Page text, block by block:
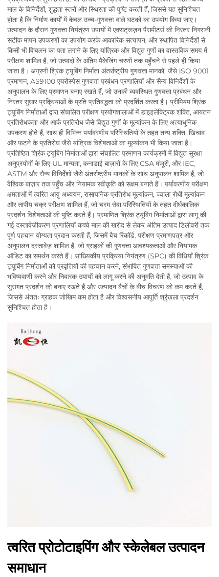
माल के विनिर्देशों, शुद्धता स्तरों और स्थिरता की पुष्टि करती हैं, जिससे यह सुनिश्चित
होता है कि निर्माण कार्यों में केवल उच्च-गुणवत्ता वाले घटकों का उपयोग किया जाए।
उत्पादन के दौरान गुणवत्ता नियंत्रण उपायों में एक्सट्रूज़न पैरामीटर्स की निरंतर निगरानी,
सटीक मापन उपकरणों का उपयोग करके आकारिक सत्यापन, और स्थापित विनिर्देशों से
किसी भी विचलन का पता लगाने के लिए यांत्रिक और विद्युत गुणों का वास्तविक समय में
परीक्षण शामिल है, जो उत्पादों के अंतिम पैकेजिंग चरणों तक पहुँचने से पहले ही किया
जाता है। अग्रणी श्रिंक ट्यूबिंग निर्माता अंतर्राष्ट्रीय गुणवत्ता मानकों, जैसे ISO 9001
प्रमाणन, AS9100 एयरोस्पेस गुणवत्ता प्रबंधन प्रणालियाँ और सैन्य विनिर्देशों के
अनुपालन के लिए प्रमाणन बनाए रखते हैं, जो उनकी व्यवस्थित गुणवत्ता प्रबंधन और
निरंतर सुधार प्रक्रियाओं के प्रति प्रतिबद्धता को प्रदर्शित करता है। प्रीमियम श्रिंक
ट्यूबिंग निर्माताओं द्वारा संचालित परीक्षण प्रयोगशालाओं में डाइइलेक्ट्रिक शक्ति, आयतन
प्रतिरोधकता और आर्क प्रतिरोध जैसे विद्युत गुणों के मूल्यांकन के लिए अत्याधुनिक
उपकरण होते हैं, साथ ही विभिन्न पर्यावरणीय परिस्थितियों के तहत तन्य शक्ति, खिंचाव
और फटने के प्रतिरोध जैसे यांत्रिक विशेषताओं का मूल्यांकन भी किया जाता है।
प्रतिष्ठित श्रिंक ट्यूबिंग निर्माताओं द्वारा संचालित प्रमाणन कार्यक्रमों में विद्युत सुरक्षा
अनुप्रयोगों के लिए UL मान्यता, कनाडाई बाज़ारों के लिए CSA मंजूरी, और IEC,
ASTM और सैन्य विनिर्देशों जैसे अंतर्राष्ट्रीय मानकों के साथ अनुपालन शामिल हैं, जो
वैश्विक बाज़ार तक पहुँच और नियामक स्वीकृति को सक्षम बनाते हैं। पर्यावरणीय परीक्षण
क्षमताओं में त्वरित आयु अध्ययन, रासायनिक प्रतिरोध मूल्यांकन, ज्वाला रोधी मूल्यांकन
और तापीय चक्र परीक्षण शामिल हैं, जो चरम सेवा परिस्थितियों के तहत दीर्घकालिक
प्रदर्शन विशेषताओं की पुष्टि करते हैं। प्रमाणित श्रिंक ट्यूबिंग निर्माताओं द्वारा लागू की
गई दस्तावेज़ीकरण प्रणालियाँ कच्चे माल की खरीद से लेकर अंतिम उत्पाद डिलीवरी तक
पूर्ण पहचान योग्यता प्रदान करती हैं, जिसमें बैच रिकॉर्ड, परीक्षण प्रमाणपत्र और
अनुपालन दस्तावेज़ शामिल हैं, जो ग्राहकों की गुणवत्ता आवश्यकताओं और नियामक
ऑडिट का समर्थन करते हैं। सांख्यिकीय प्रक्रिया नियंत्रण (SPC) की विधियाँ श्रिंक
ट्यूबिंग निर्माताओं को प्रवृत्तियों की पहचान करने, संभावित गुणवत्ता समस्याओं की
भविष्यवाणी करने और निवारक उपायों को लागू करने की अनुमति देती हैं, जो उत्पाद के
सुसंगत प्रदर्शन को बनाए रखते हैं और उत्पादन बैचों के बीच विचरण को कम करते हैं,
जिससे अंततः ग्राहक जोखिम कम होता है और विश्वसनीय आपूर्ति श्रृंखला प्रदर्शन
सुनिश्चित होता है।
त्वरित प्रोटोटाइपिंग और स्केलेबल उत्पादन
समाधान